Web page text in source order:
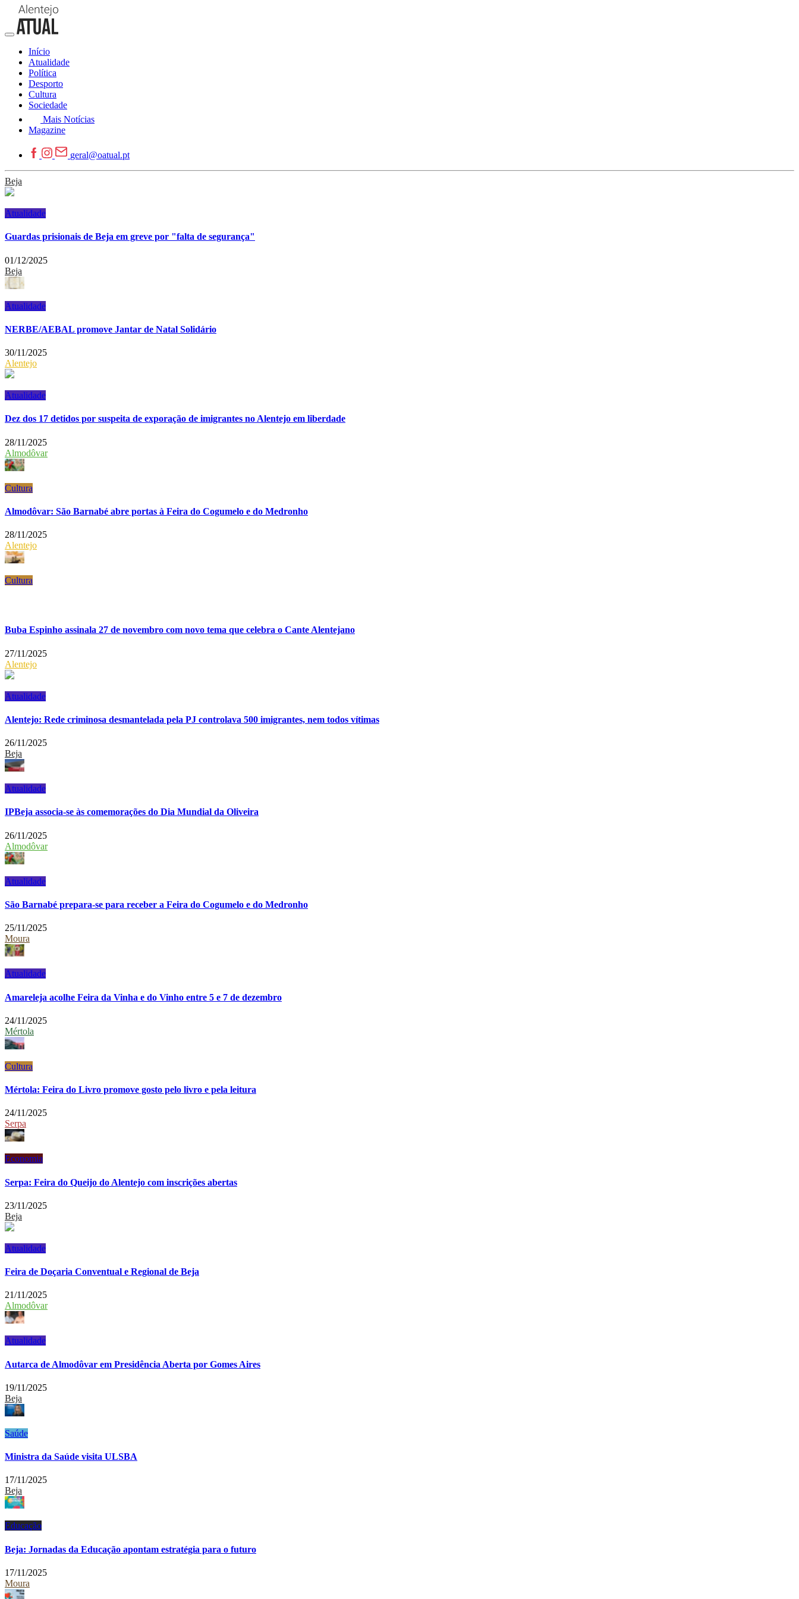
Início
Atualidade
Política
Desporto
Cultura
Sociedade
Mais Notícias
Magazine
geral@oatual.pt
Beja
Atualidade
Guardas prisionais de Beja em greve por "falta de segurança"
01/12/2025
Beja
Atualidade
NERBE/AEBAL promove Jantar de Natal Solidário
30/11/2025
Alentejo
Atualidade
Dez dos 17 detidos por suspeita de exporação de imigrantes no Alentejo em liberdade
28/11/2025
Almodôvar
Cultura
Almodôvar: São Barnabé abre portas à Feira do Cogumelo e do Medronho
28/11/2025
Alentejo
Cultura
Buba Espinho assinala 27 de novembro com novo tema que celebra o Cante Alentejano
27/11/2025
Alentejo
Atualidade
Alentejo: Rede criminosa desmantelada pela PJ controlava 500 imigrantes, nem todos vítimas
26/11/2025
Beja
Atualidade
IPBeja associa-se às comemorações do Dia Mundial da Oliveira
26/11/2025
Almodôvar
Atualidade
São Barnabé prepara-se para receber a Feira do Cogumelo e do Medronho
25/11/2025
Moura
Atualidade
Amareleja acolhe Feira da Vinha e do Vinho entre 5 e 7 de dezembro
24/11/2025
Mértola
Cultura
Mértola: Feira do Livro promove gosto pelo livro e pela leitura
24/11/2025
Serpa
Economia
Serpa: Feira do Queijo do Alentejo com inscrições abertas
23/11/2025
Beja
Atualidade
Feira de Doçaria Conventual e Regional de Beja
21/11/2025
Almodôvar
Atualidade
Autarca de Almodôvar em Presidência Aberta por Gomes Aires
19/11/2025
Beja
Saúde
Ministra da Saúde visita ULSBA
17/11/2025
Beja
Educação
Beja: Jornadas da Educação apontam estratégia para o futuro
17/11/2025
Moura